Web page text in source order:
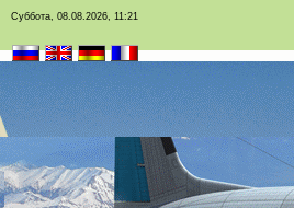
Суббота, 08.08.2026, 11:21